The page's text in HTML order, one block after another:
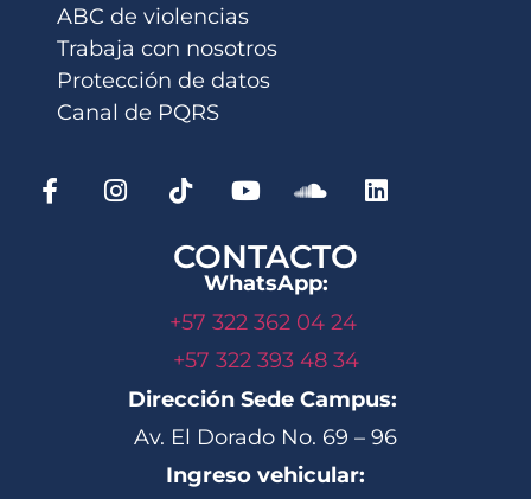
ABC de violencias
Trabaja con nosotros
Protección de datos
Canal de PQRS
CONTACTO
WhatsApp:
+57 322 362 04 24
+57 322 393 48 34
Dirección Sede Campus:
Av. El Dorado No. 69 – 96
Ingreso vehicular: